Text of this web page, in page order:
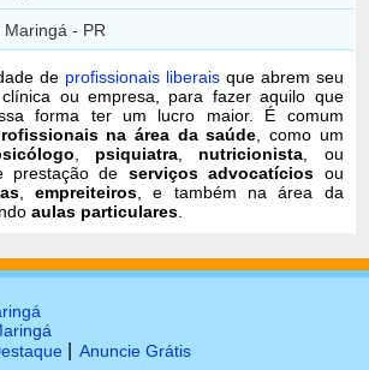
- PR
de profissionais liberaisque abrem seu
ou empresa, para fazer aquilo que
forma ter um lucro maior. É comum
na área da saúde , como um
psiquiatra nutricionista , ou
prestação de serviços advocatícios ou
, empreiteiros, e também na área da
aulas particulares
Anuncie Grátis